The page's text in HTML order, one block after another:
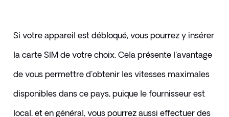
Si votre appareil est débloqué, vous pourrez y insérer
la carte SIM de votre choix. Cela présente l'avantage
de vous permettre d'obtenir les vitesses maximales
disponibles dans ce pays, puique le fournisseur est
local, et en général, vous pourrez aussi effectuer des